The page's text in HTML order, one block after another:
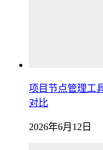
项目节点管理工
对比
2026年6月12日